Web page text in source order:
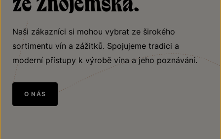
ze Znojemska.
Naši zákazníci si mohou vybrat ze širokého
sortimentu vín a zážitků. Spojujeme tradici a
moderní přístupy k výrobě vína a jeho poznávání.
O NÁS